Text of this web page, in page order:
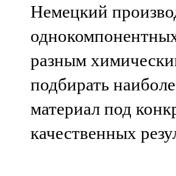
Немецкий
разным
подбирать
материал под
качественных